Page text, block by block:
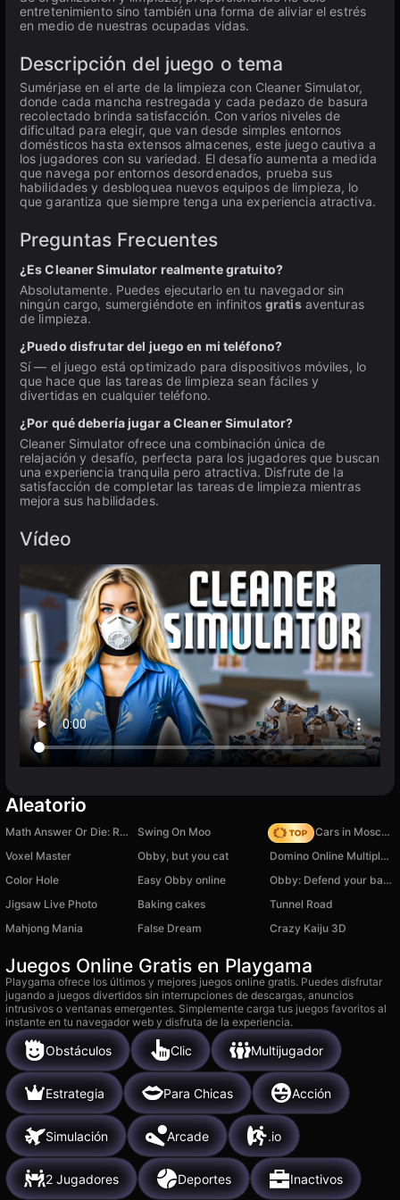
entretenimiento sino también una forma de aliviar el estrés
en medio de nuestras ocupadas vidas.
Descripción del juego o tema
Sumérjase en el arte de la limpieza con Cleaner Simulator,
donde cada mancha restregada y cada pedazo de basura
recolectado brinda satisfacción. Con varios niveles de
dificultad para elegir, que van desde simples entornos
domésticos hasta extensos almacenes, este juego cautiva a
los jugadores con su variedad. El desafío aumenta a medida
que navega por entornos desordenados, prueba sus
habilidades y desbloquea nuevos equipos de limpieza, lo
que garantiza que siempre tenga una experiencia atractiva.
Preguntas Frecuentes
¿Es Cleaner Simulator realmente gratuito?
Absolutamente. Puedes ejecutarlo en tu navegador sin
ningún cargo, sumergiéndote en infinitos gratisaventuras
de limpieza.
¿Puedo disfrutar del juego en mi teléfono?
Sí — el juego está optimizado para dispositivos móviles, lo
que hace que las tareas de limpieza sean fáciles y
divertidas en cualquier teléfono.
¿Por qué debería jugar a Cleaner Simulator?
Cleaner Simulator ofrece una combinación única de
relajación y desafío, perfecta para los jugadores que buscan
una experiencia tranquila pero atractiva. Disfrute de la
satisfacción de completar las tareas de limpieza mientras
mejora sus habilidades.
Vídeo
Aleatorio
Math Answer Or Die: Robbie! Swing On Moo
Race On Cars in Moscow
Voxel Master
Obby, but you cat
Domino Online Multiplayer
Color Hole
Easy Obby online
Obby: Defend your base from 67
Jigsaw Live Photo
Baking cakes
Tunnel Road
Mahjong Mania
False Dream Crazy Kaiju 3D
Juegos Online Gratis en Playgama
Playgama ofrece los últimos y mejores juegos online gratis. Puedes disfrutar
jugando a juegos divertidos sin interrupciones de descargas, anuncios
intrusivos o ventanas emergentes. Simplemente carga tus juegos favoritos al
instante en tu navegador web y disfruta de la experiencia.
Obstáculos Clic Multijugador
Estrategia Para Chicas Acción
Simulación Arcade .io
2 Jugadores Deportes Inactivos